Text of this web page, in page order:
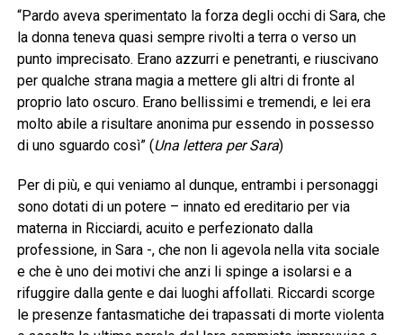
“Pardo aveva sperimentato la forza degli occhi di Sara, che
la donna teneva quasi sempre rivolti a terra o verso un
punto imprecisato. Erano azzurri e penetranti, e riuscivano
per qualche strana magia a mettere gli altri di fronte al
proprio lato oscuro. Erano bellissimi e tremendi, e lei era
molto abile a risultare anonima pur essendo in possesso
di uno sguardo così” (Una lettera per Sara)
Per di più, e qui veniamo al dunque, entrambi i personaggi
sono dotati di un potere – innato ed ereditario per via
materna in Ricciardi, acuito e perfezionato dalla
professione, in Sara -, che non li agevola nella vita sociale
e che è uno dei motivi che anzi li spinge a isolarsi e a
rifuggire dalla gente e dai luoghi affollati. Riccardi scorge
le presenze fantasmatiche dei trapassati di morte violenta